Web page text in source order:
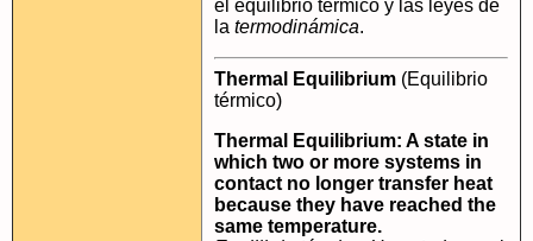
el equilibrio térmico y las leyes de
la termodinámica.
Thermal Equilibrium (Equilibrio
térmico)
Thermal Equilibrium: A state in
which two or more systems in
contact no longer transfer heat
because they have reached the
same temperature.